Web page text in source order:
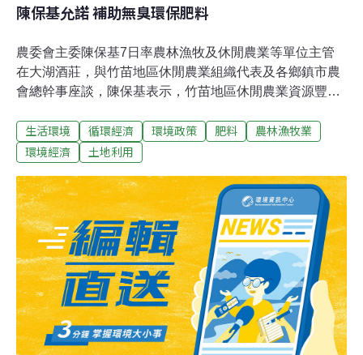
陳保基允諾 補助無臭環保肥料
農委會主委陳保基7日率農林漁牧及休閒農業等單位主管
在大湖酒莊，與竹苗地區休閒農業組織代表及各鄉鎮市農
會總幹事座談，陳保基表示，竹苗地區休閒農業資源豐
等，發展成果豐碩，希望聽取地方意見，協助休閒農業輔
導改進。陳保基等人當場應允比照農機具，農委會、縣
陳保基也請縣府配合提出休閒農業區範圍調整計畫，而部
落客行銷、基礎農路等建設，也將會研擬。陳保基表示，
處理「萊克多巴胺」飼料添加劑問題，還是以國民健康為
第一要務，此外，考量產業發展，並符合國際規範，牛豬
分離進口原則，對產業有相當大保護的作用，希望國人體
諒到美牛對台美經貿、外交、國防關係的影響。
生活環境 循環經濟 環境政策 肥料
農林漁牧業
環境經濟
土地利用